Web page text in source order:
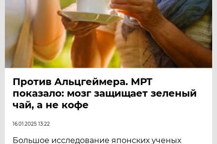
Против Альцгеймера. МРТ
показало: мозг защищает зеленый
чай, а не кофе
16.01.2025 13:22
Большое исследование японских ученых